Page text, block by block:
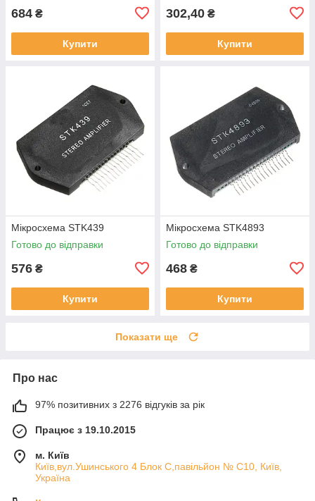
684 ₴
Купити
302,40 ₴
Купити
Мікросхема STK439
Готово до відправки
576 ₴
Купити
Мікросхема STK4893
Готово до відправки
468 ₴
Купити
Показати ще
Про нас
97% позитивних з 2276 відгуків за рік
Працює з 19.10.2015
м. Київ
Київ,вул.Ушинського 4 Блок С,павільйон № С10, Київ,
Україна